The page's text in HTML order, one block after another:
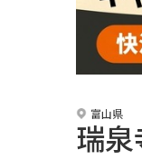
富山県
瑞泉